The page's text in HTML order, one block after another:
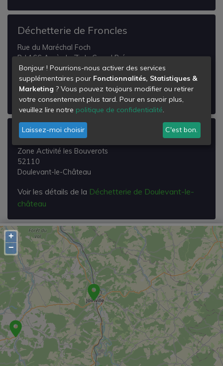
Déchetterie de Froncles
Rue du Maréchal Foch
Rd 166 Après la Zi du Grand Pré
52320
Froncles
Voir les détails de laDéchetterie de Froncles
Déchetterie de Doulevant-le-château
Zone Activité les Bouverots
52110
Doulevant-le-Château
Voir les détails de la Déchetterie de Doulevant-le-
château
+
−
Bonjour ! Pourrions-nous activer des services
supplémentaires pour Fonctionnalités, Statistiques &
Marketing ? Vous pouvez toujours modifier ou retirer
votre consentement plus tard. Pour en savoir plus,
veuillez lire notre politique de confidentialité.
Laissez-moi choisir C'est bon.